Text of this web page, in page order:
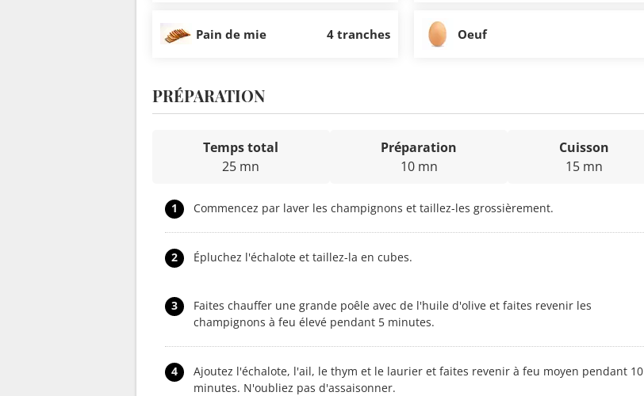
Pain de mie 4 tranches Oeuf
PRÉPARATION
Temps total
25 mn
Préparation
10 mn
Cuisson
15 mn
1 Commencez par laver les champignons et taillez-les grossièrement.
2 Épluchez l'échalote et taillez-la en cubes.
3
Faites chauffer une grande poêle avec de l'huile d'olive et faites revenir les
champignons à feu élevé pendant 5 minutes.
4
Ajoutez l'échalote, l'ail, le thym et le laurier et faites revenir à feu moyen pendant 10
minutes. N'oubliez pas d'assaisonner.